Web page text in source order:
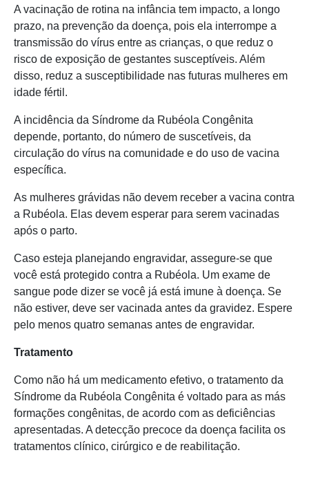
A vacinação de rotina na infância tem impacto, a longo
prazo, na prevenção da doença, pois ela interrompe a
transmissão do vírus entre as crianças, o que reduz o
risco de exposição de gestantes susceptíveis. Além
disso, reduz a susceptibilidade nas futuras mulheres em
idade fértil.
A incidência da Síndrome da Rubéola Congênita
depende, portanto, do número de suscetíveis, da
circulação do vírus na comunidade e do uso de vacina
específica.
As mulheres grávidas não devem receber a vacina contra
a Rubéola. Elas devem esperar para serem vacinadas
após o parto.
Caso esteja planejando engravidar, assegure-se que
você está protegido contra a Rubéola. Um exame de
sangue pode dizer se você já está imune à doença. Se
não estiver, deve ser vacinada antes da gravidez. Espere
pelo menos quatro semanas antes de engravidar.
Tratamento
Como não há um medicamento efetivo, o tratamento da
Síndrome da Rubéola Congênita é voltado para as más
formações congênitas, de acordo com as deficiências
apresentadas. A detecção precoce da doença facilita os
tratamentos clínico, cirúrgico e de reabilitação.